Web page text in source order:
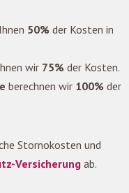
50% der Kosten in
wir 75% der Kosten.
berechnen wir 100% der
Stornokosten und
Versicherung ab.